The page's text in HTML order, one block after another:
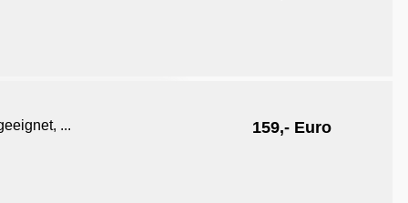
... 159,- Euro